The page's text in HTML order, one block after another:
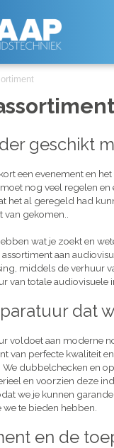
geschikt
een evenement en het
nog veel regelen
het al geregeld had
gekomen..
wat je zoekt en
aan
middels de verhuur
van totale audiovisuele
dat
voldoet aan moderne
van perfecte kwaliteit
dubbelchecken en
en voorzien deze
we je kunnen
te bieden hebben.
en de